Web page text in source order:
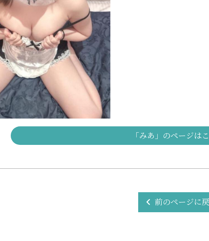
「みあ」のページは
前のページに